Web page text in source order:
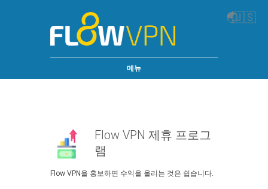
🌏🇺🇸
메뉴
Flow VPN 제휴 프로그
램
Flow VPN을 홍보하면 수익을 올리는 것은 쉽습니다.